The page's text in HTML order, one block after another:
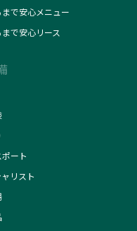
で安心メニュー
で安心リース
ート
リスト